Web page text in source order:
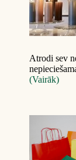
Atrodi sev
(Vairāk)